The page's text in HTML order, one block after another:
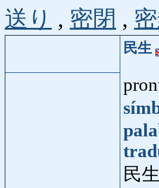
送り , 密閉 ,
民生
民